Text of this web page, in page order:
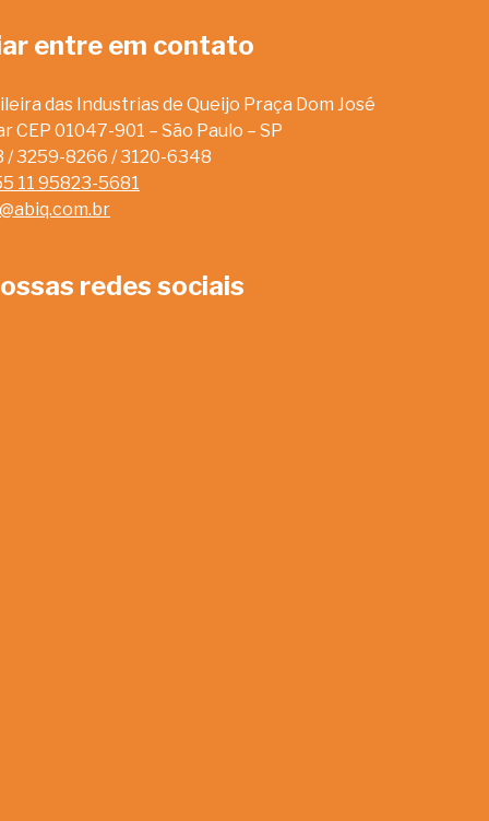
entre em contato
das Industrias de Queijo Praça Dom José
CEP 01047-901 – São Paulo – SP
/ 3259-8266 / 3120-6348
11 95823-5681
redes sociais